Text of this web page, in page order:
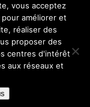
CHEZ
-
vous acceptez
améliorer et
réaliser des
proposer des
centres d'intérêt
aux réseaux et